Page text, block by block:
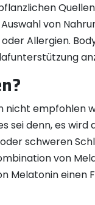
von
Allergien.
empfohlen
denn, es
schweren
von
Melatonin einen